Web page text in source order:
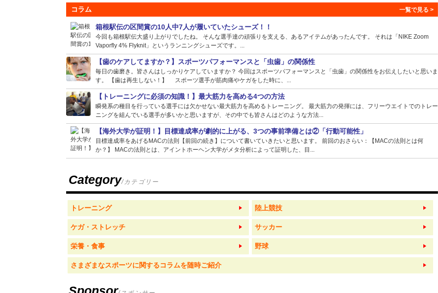
コラム
箱根駅伝の区間賞の10人中7人が履いていたシューズ！！
今回も箱根駅伝大盛り上がりでしたね。 そんな選手達の頑張りを支える、あるアイテムがあったんです。 それは「NIKE Zoom
Vaporfly 4% Flyknit」というランニングシューズです。...
【歯のケアしてますか？】スポーツパフォーマンスと「虫歯」の関係性
毎日の歯磨き。皆さんはしっかりケアしていますか？ 今回はスポーツパフォーマンスと「虫歯」の関係性をお伝えしたいと思いま
す。 【歯は再生しない！】 スポーツ選手が筋肉痛やケガをした時に、...
【トレーニングに必須の知識！】最大筋力を高める4つの方法
瞬発系の種目を行っている選手には欠かせない最大筋力を高めるトレーニング。 最大筋力の発揮には、フリーウエイトでのトレー
ニングを組んでいる選手が多いかと思いますが、その中でも皆さんはどのような方法...
【海外大学が証明！】目標達成率が劇的に上がる、3つの事前準備とは②「行動可能性」
目標達成率をあげるMACの法則【前回の続き】について書いていきたいと思います。 前回のおさらい：【MACの法則とは何
か？】 MACの法則とは、アイントホーヘン大学がメタ分析によって証明した、目...
Category/カテゴリー
トレーニング 陸上競技
ケガ・ストレッチ サッカー
栄養・食事 野球
さまざまなスポーツに関するコラムを随時ご紹介